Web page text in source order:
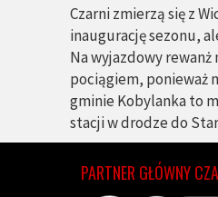
Czarni zmierzą się z
inaugurację sezonu,
Na wyjazdowy rewanż
pociągiem, ponieważ
gminie Kobylanka to
stacji w drodze do
PARTNER GŁÓWNY